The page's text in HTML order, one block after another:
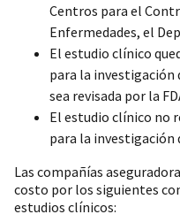
Centros para el
Enfermedades, el
El estudio clínico
para la investigación
sea revisada por la
El estudio clínico no
para la investigación
Las compañías
costo por los siguientes
estudios clínicos: